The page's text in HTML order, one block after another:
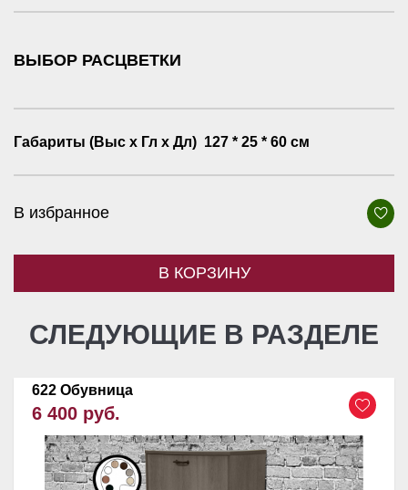
ВЫБОР РАСЦВЕТКИ
Габариты (Выс х Гл х Дл) 127 * 25 * 60 см
В избранное
В КОРЗИНУ
СЛЕДУЮЩИЕ В РАЗДЕЛЕ
622 Обувница
6 400 руб.